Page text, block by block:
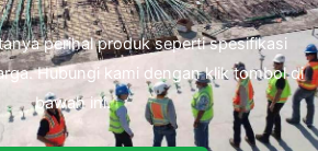
perihal produk seperti spesifikasi
Hubungi kami dengan klik tombol di
bawah ini.